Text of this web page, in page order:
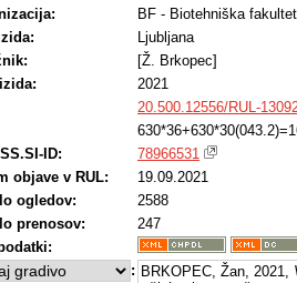
BF - Biotehniška
Ljubljana
[Ž. Brkopec]
2021
20.500.12556/RUL-
ID:
78966531
objave v RUL:
19.09.2021
ogledov:
2588
prenosov:
247
: BRKOPEC, Žan, 2021,